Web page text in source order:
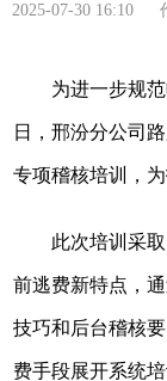
2025-07-30 16:10
为进一步规
日，邢汾分公司
专项稽核培训，
此次培训采
前逃费新特点，
技巧和后台稽核
费手段展开系统